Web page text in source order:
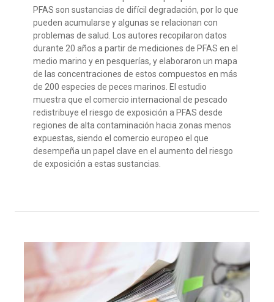
PFAS son sustancias de difícil degradación, por lo que
pueden acumularse y algunas se relacionan con
problemas de salud. Los autores recopilaron datos
durante 20 años a partir de mediciones de PFAS en el
medio marino y en pesquerías, y elaboraron un mapa
de las concentraciones de estos compuestos en más
de 200 especies de peces marinos. El estudio
muestra que el comercio internacional de pescado
redistribuye el riesgo de exposición a PFAS desde
regiones de alta contaminación hacia zonas menos
expuestas, siendo el comercio europeo el que
desempeña un papel clave en el aumento del riesgo
de exposición a estas sustancias